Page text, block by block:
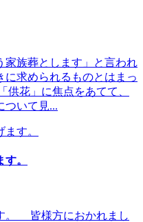
家族葬とします」と言われ
に求められるものとはまっ
供花」に焦点をあてて、
ついて見...
。
。 皆様方におかれまし